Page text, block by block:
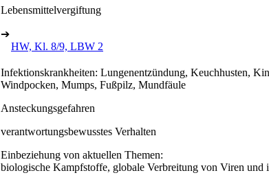
Lebensmittelvergiftung
➔
HW, Kl. 8/9, LBW 2
Infektionskrankheiten: Lungenentzündung, Keuchhusten,
Windpocken, Mumps, Fußpilz, Mundfäule
Ansteckungsgefahren
verantwortungsbewusstes Verhalten
Einbeziehung von aktuellen Themen:
biologische Kampfstoffe, globale Verbreitung von Viren und